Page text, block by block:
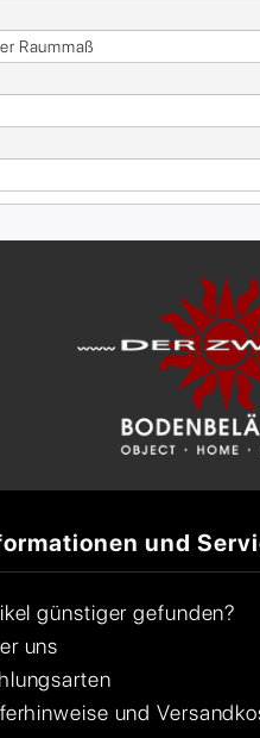
Raum­maß
und
günstiger gefunden?
uns
und